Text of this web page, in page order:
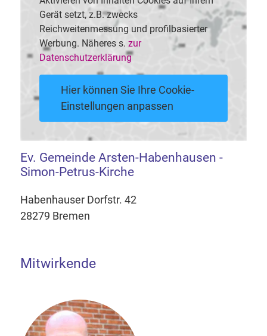
Gerät setzt, z.B. zwecks
Reichweitenmessung und profilbasierter
Werbung. Näheres s. zur
Datenschutzerklärung
Hier können Sie Ihre Cookie-
Einstellungen anpassen
Ev. Gemeinde Arsten-Habenhausen -
Simon-Petrus-Kirche
Habenhauser Dorfstr. 42
28279 Bremen
Mitwirkende